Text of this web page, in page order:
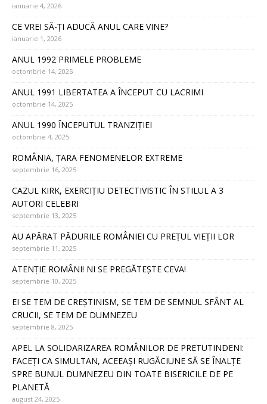
ianuarie 4, 2026
CE VREI SĂ-ȚI ADUCĂ ANUL CARE VINE?
ianuarie 1, 2026
ANUL 1992 PRIMELE PROBLEME
octombrie 14, 2025
ANUL 1991 LIBERTATEA A ÎNCEPUT CU LACRIMI
octombrie 14, 2025
ANUL 1990 ÎNCEPUTUL TRANZIȚIEI
octombrie 4, 2025
ROMÂNIA, ȚARA FENOMENELOR EXTREME
septembrie 16, 2025
CAZUL KIRK, EXERCIȚIU DETECTIVISTIC ÎN STILUL A 3
AUTORI CELEBRI
septembrie 13, 2025
AU APĂRAT PĂDURILE ROMÂNIEI CU PREȚUL VIEȚII LOR
septembrie 11, 2025
ATENȚIE ROMÂNI! NI SE PREGĂTEȘTE CEVA!
septembrie 10, 2025
EI SE TEM DE CREȘTINISM, SE TEM DE SEMNUL SFÂNT AL
CRUCII, SE TEM DE DUMNEZEU
septembrie 8, 2025
APEL LA SOLIDARIZAREA ROMÂNILOR DE PRETUTINDENI:
FACEȚI CA SIMULTAN, ACEEAȘI RUGĂCIUNE SĂ SE ÎNALȚE
SPRE BUNUL DUMNEZEU DIN TOATE BISERICILE DE PE
PLANETĂ
august 24, 2025